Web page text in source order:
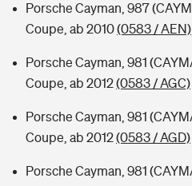
Porsche Cayman, 987
Coupe, ab 2010(0583 / AEN)
Porsche Cayman, 981
Coupe, ab 2012(0583 / AGC)
Porsche Cayman, 981
Coupe, ab 2012(0583 / AGD)
Porsche Cayman, 981